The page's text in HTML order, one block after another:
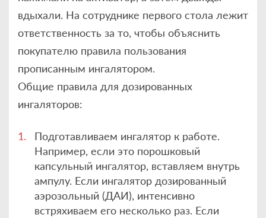
вдыхали. На сотруднике первого стола лежит
ответственность за то, чтобы объяснить
покупателю правила пользования
прописанным ингалятором.
Общие правила для дозированных
ингаляторов:
Подготавливаем ингалятор к работе.
Например, если это порошковый
капсульный ингалятор, вставляем внутрь
ампулу. Если ингалятор дозированный
аэрозольный (ДАИ), интенсивно
встряхиваем его несколько раз. Если